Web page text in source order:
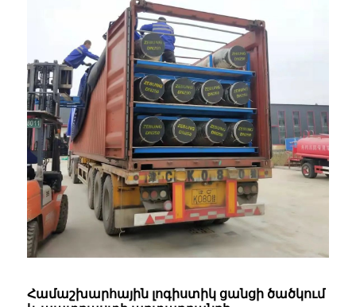
Համաշխարհային լոգիստիկ ցանցի ծածկում